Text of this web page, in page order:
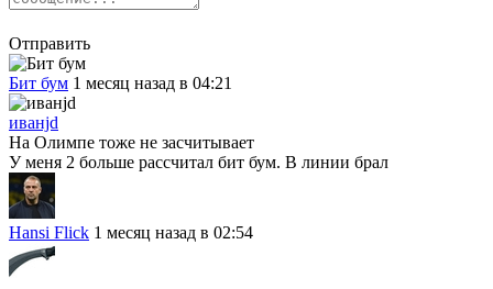
Отправить
Бит бум 1 месяц назад в 04:21
иванjd
На Олимпе тоже не засчитывает
У меня 2 больше рассчитал бит бум. В линии брал
Hansi Flick 1 месяц назад в 02:54